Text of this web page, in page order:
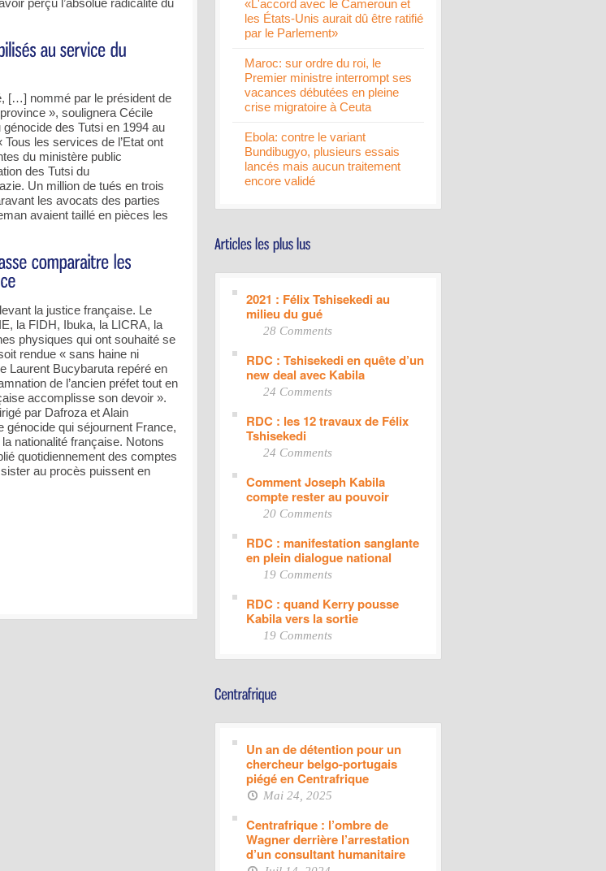
[…] nommé par le président de
», soulignera Cécile
des Tutsi en 1994 au
les services de l’Etat ont
du ministère public
des Tutsi du
Un million de tués en trois
les avocats des parties
avaient taillé en pièces les
la justice française. Le
la FIDH, Ibuka, la LICRA, la
physiques qui ont souhaité se
rendue « sans haine ni
Laurent Bucybaruta repéré en
de l’ancien préfet tout en
accomplisse son devoir ».
par Dafroza et Alain
génocide qui séjournent France,
nationalité française. Notons
quotidiennement des comptes
au procès puissent en
«L'accord avec le Cameroun et
les États-Unis aurait dû être ratifié
par le Parlement»
Maroc: sur ordre du roi, le
Premier ministre interrompt ses
vacances débutées en pleine
crise migratoire à Ceuta
Ebola: contre le variant
Bundibugyo, plusieurs essais
lancés mais aucun traitement
encore validé
2021 : Félix Tshisekedi au
milieu du gué
28 Comments
RDC : Tshisekedi en quête d’un
new deal avec Kabila
24 Comments
RDC : les 12 travaux de Félix
Tshisekedi
24 Comments
Comment Joseph Kabila
compte rester au pouvoir
20 Comments
RDC : manifestation sanglante
en plein dialogue national
19 Comments
RDC : quand Kerry pousse
Kabila vers la sortie
19 Comments
Un an de détention pour un
chercheur belgo-portugais
piégé en Centrafrique
Mai 24, 2025
Centrafrique : l’ombre de
Wagner derrière l’arrestation
d’un consultant humanitaire